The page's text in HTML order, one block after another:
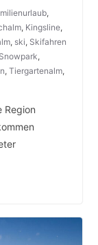
,
, Kingsline,
, ski, Skifahren
Snowpark,
, Tiergartenalm,
Region